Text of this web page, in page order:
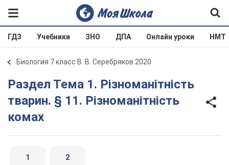
ГДЗ Учебники ЗНО ДПА Онлайн уроки НМТ
Биология 7 класс В. В. Серебряков 2020
Раздел Тема 1. Різноманітність
тварин. § 11. Різноманітність
комах
1 2